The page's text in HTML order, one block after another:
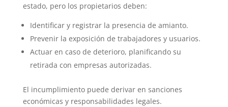
estado, pero los propietarios deben:
Identificar y registrar la presencia de amianto.
Prevenir la exposición de trabajadores y usuarios.
Actuar en caso de deterioro, planificando su
retirada con empresas autorizadas.
El incumplimiento puede derivar en sanciones
económicas y responsabilidades legales.